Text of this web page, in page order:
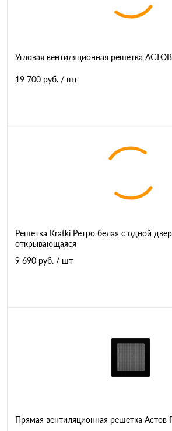
Угловая вентиляционная решетка
19 700 руб. / шт
Решетка Kratki Ретро белая с одной
открывающаяся
9 690 руб. / шт
Прямая вентиляционная решетка Астов